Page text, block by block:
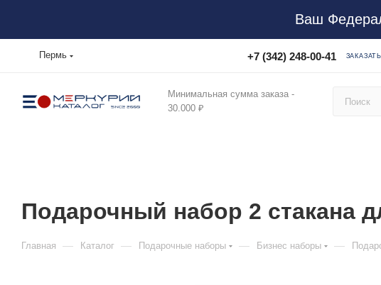
Ваш
Пермь +7 (342) 248-00-41
Минимальная сумма заказа -
30.000 ₽
Подарочный набор 2 стакана
Главная — Каталог — Подарочные наборы — Бизнес наборы —